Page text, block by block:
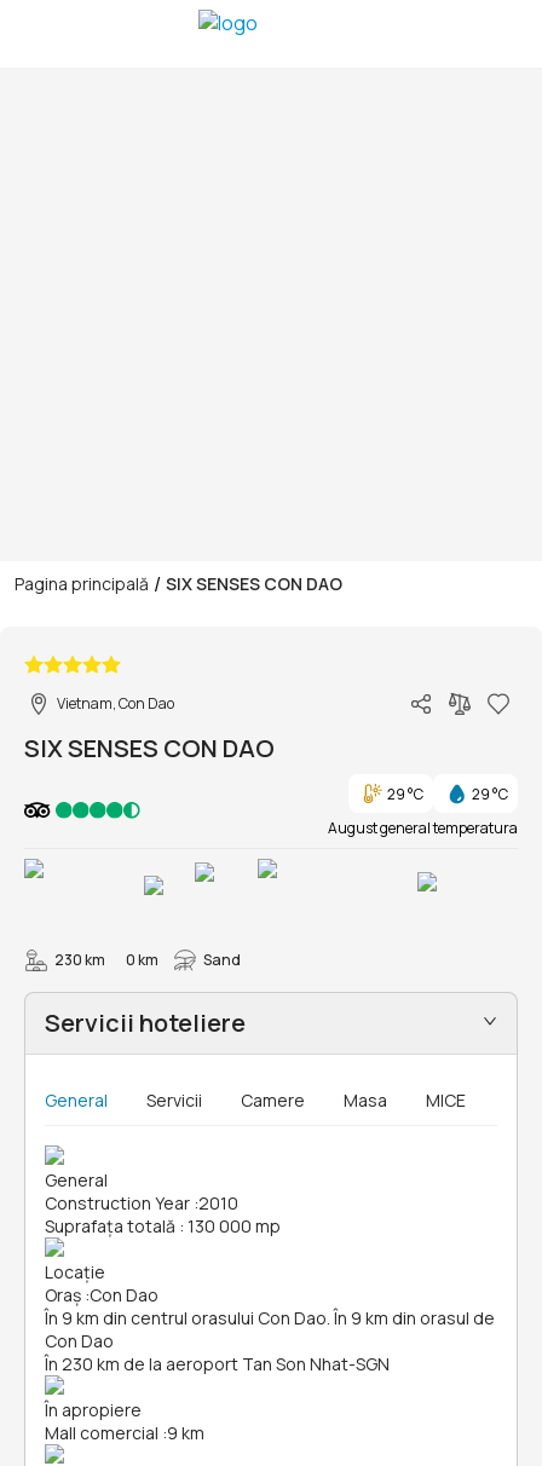
Pagina principală / SIX SENSES CON DAO
Vietnam, Con Dao
SIX SENSES CON DAO
29 °C
29 °C
August general temperatura
230 km 0 km Sand
Servicii hoteliere
General Servicii Camere Masa MICE
General
Construction Year :2010
Suprafața totală : 130 000 mp
Locație
Oraș :Con Dao
În 9 km din centrul orasului Con Dao. În 9 km din orasul de
Con Dao
În 230 km de la aeroport Tan Son Nhat-SGN
În apropiere
Mall comercial :9 km